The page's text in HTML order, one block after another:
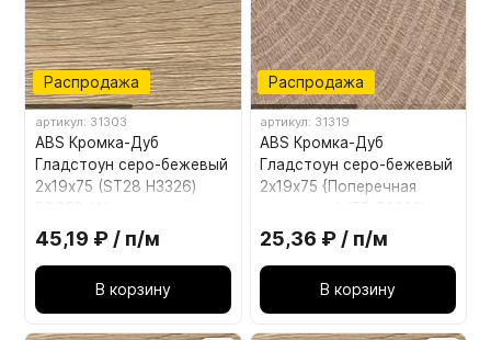
Распродажа
артикул: 31303
ABS Кромка-Дуб
Гладстоун серо-бежевый
2х19х75 (ST28 H3326)
45,19 ₽ / п/м
В корзину
Распродажа
артикул: 31319
ABS Кромка-Дуб
Гладстоун серо-бежевый
2х19х75 {Поперечная
EGGER ***
25,36 ₽ / п/м
В корзину